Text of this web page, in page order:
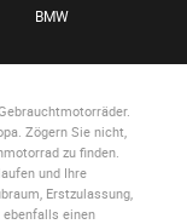
BMW
Zögern Sie nicht,
zu finden.
und Ihre
Erstzulassung,
einen